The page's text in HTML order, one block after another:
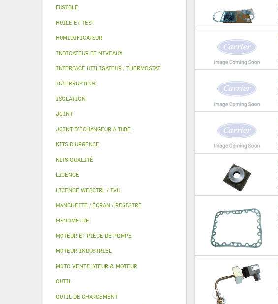
FUSIBLE
HUILE ET TEST
HUMIDIFICATEUR
INDICATEUR DE NIVEAUX
INTERFACE UTILISATEUR / THERMOSTAT
INTERRUPTEUR
ISOLATION
JOINT
JOINT D'ECHANGEUR A TUBE
KITS D'URGENCE
KITS QUALITÉ
LICENCE
LICENCE WEBCTRL / IVU
MANCHETTE / ÉCRAN / REGISTRE
MANOMETRE
MOTEUR ET PIÈCE DE POMPE
MOTEUR INDUSTRIEL
MOTO VENTILATEUR & MOTEUR
OUTIL
OUTIL DE CHARGEMENT